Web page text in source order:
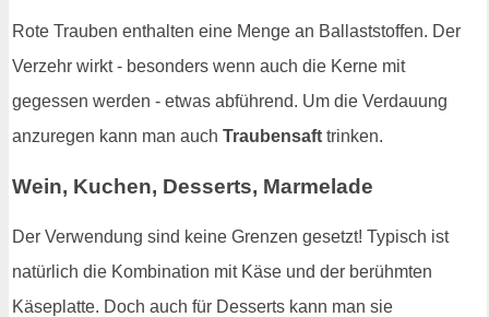
Rote Trauben enthalten eine Menge an Ballaststoffen. Der
Verzehr wirkt - besonders wenn auch die Kerne mit
gegessen werden - etwas abführend. Um die Verdauung
anzuregen kann man auch Traubensaft trinken.
Wein, Kuchen, Desserts, Marmelade
Der Verwendung sind keine Grenzen gesetzt! Typisch ist
natürlich die Kombination mit Käse und der berühmten
Käseplatte. Doch auch für Desserts kann man sie